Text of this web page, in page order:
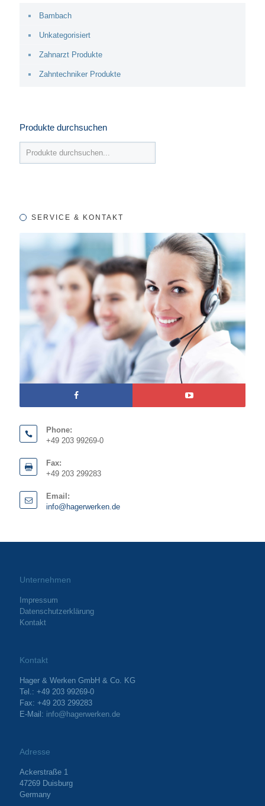
Bambach
Unkategorisiert
Zahnarzt Produkte
Zahntechniker Produkte
Produkte durchsuchen
SERVICE & KONTAKT
Phone:
+49 203 99269-0
Fax:
+49 203 299283
Email:
info@hagerwerken.de
Unternehmen
Impressum
Datenschutzerklärung
Kontakt
Kontakt
Hager & Werken GmbH & Co. KG
Tel.: +49 203 99269-0
Fax: +49 203 299283
E-Mail: info@hagerwerken.de
Adresse
Ackerstraße 1
47269 Duisburg
Germany